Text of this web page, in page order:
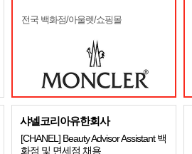
전국 백화점/아울렛/쇼핑몰
샤넬코리아유한회사
[CHANEL] Beauty Advisor Assistant 백
화점 및 면세점 채용